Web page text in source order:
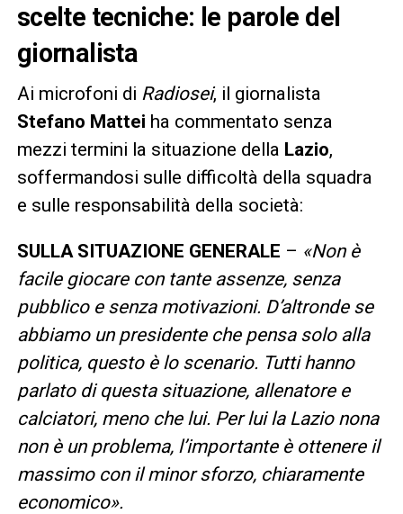
scelte tecniche: le parole del
giornalista
Ai microfoni di Radiosei, il giornalista
Stefano Mattei ha commentato senza
mezzi termini la situazione della Lazio,
soffermandosi sulle difficoltà della squadra
e sulle responsabilità della società:
SULLA SITUAZIONE GENERALE – «Non è
facile giocare con tante assenze, senza
pubblico e senza motivazioni. D’altronde se
abbiamo un presidente che pensa solo alla
politica, questo è lo scenario. Tutti hanno
parlato di questa situazione, allenatore e
calciatori, meno che lui. Per lui la Lazio nona
non è un problema, l’importante è ottenere il
massimo con il minor sforzo, chiaramente
economico».